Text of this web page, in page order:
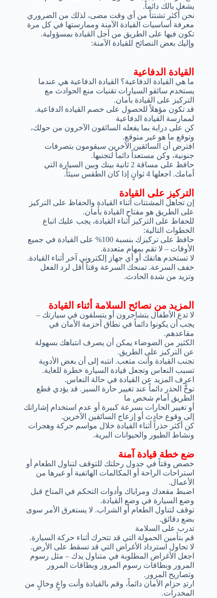
يشغل بالك دائماً.
نحن أكثر تشتتاً من أي وقت مضى، لذلك من الضروري
معرفة أساسيات القيادة الآمنة وممارستها في كل مرة
تكون فيها على الطريق من أجل القيادة بمسؤولية.
وإليك بعض النصائح للقيادة الآمنة:
التركيز على القيادة
إن تجاهل المشتتات أثناء القيادة والحفاظ على التركيز
على الطريق هو مفتاح القيادة بأمان.
للحفاظ على التركيز أثناء القيادة، يجب عليك اتباع
الخطوات التالية:
حافظ على تركيزك بنسبة 100% على القيادة في جميع
الأوقات – لا تقم بمهام متعددة.
لا تستخدم هاتفك أو أي جهاز إلكتروني آخر أثناء القيادة.
خفف السرعة. تمنحك السرعة وقتاً أقل لرد الفعل
وتزيد من شدة الحادث.
القيادة الدفاعية
ما هي القيادة الدفاعية؟ القيادة الدفاعية هي عندما
يستخدم سائقو السيارات تقنيات منع الحوادث مع
التركيز على القيادة بأمان.
قد تكون مؤهلاً للحصول على خصم القيادة الدفاعية.
لممارسة القيادة الدفاعية
كن على دراية بما يفعله السائقون الآخرون من حولك،
وتوقع ما هو غير متوقع.
افترض أن السائقين الآخرين سيقومون بتصرفات
جنونية، وكن مستعداً دائماً لتجنبها.
حافظ على مسافة 2 ثانية بينك وبين السيارة التي
أمامك. اجعلها 4 ثوانٍ إذا كان الطقس سيئاً.
ضع خطة قيادة آمنة
خصص وقتاً في جدول رحلتك للتوقف لتناول الطعام أو
استراحات الراحة أو المكالمات الهاتفية أو غيرها من
الأعمال.
اضبط مقعدك ومراياك وأدوات التحكم في المناخ قبل
وضع السيارة في وضع القيادة.
توقف لتناول الطعام أو الشراب. لا يستغرق الأمر سوى
بضع دقائق.
تدرب على السلامة
قم بتأمين الحمولة التي قد تتحرك أثناء حركة السيارة.
لا تحاول استرداد الأغراض التي قد تسقط على الأرض.
اجعل الأغراض المطلوبة في متناول يدك – مثل رسوم
المرور وبطاقات رسوم المرور وبطاقات المرور
وتصاريح المرور.
ارتدِ حزام الأمان دائماً، وقم بالقيادة وأنت واعٍ وخالٍ من
المخدرات.
المزيد من نصائح السلامة أثناء القيادة
لا تدع الأطفال يتشاجرون أو يتسلقون في سيارتك –
يجب أن يكونوا دائماً في نطاق أحزمة الأمان في
مقاعدهم.
الكثير من الضوضاء يمكن أن يصرف انتباهك بسهولة
عن التركيز على الطريق.
تجنب القيادة وأنت متعب. انتبه إلى أن بعض الأدوية
تسبب النعاس وتجعل قيادة السيارة خطرة للغاية.
اعرف المزيد عن القيادة في حالة النعاس.
توخَّ الحذر دائماً عند تغيير حارة السير. قد يؤدي قطع
الطريق أمام شخص ما
أو تغيير الحارات بسرعة كبيرة أو عدم استخدام إشاراتك
إلى وقوع حادث أو إزعاج السائقين الآخرين.
كن أكثر حذراً أثناء القيادة خلال مواسم حركة وهجرات
ونشاط الطيور والحيوانات البرية.